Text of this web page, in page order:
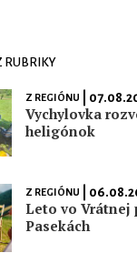
RUBRIKY
Z REGIÓNU |
Vychylovka
heligónok
Z REGIÓNU |
Leto vo Vrátnej
Pasekách